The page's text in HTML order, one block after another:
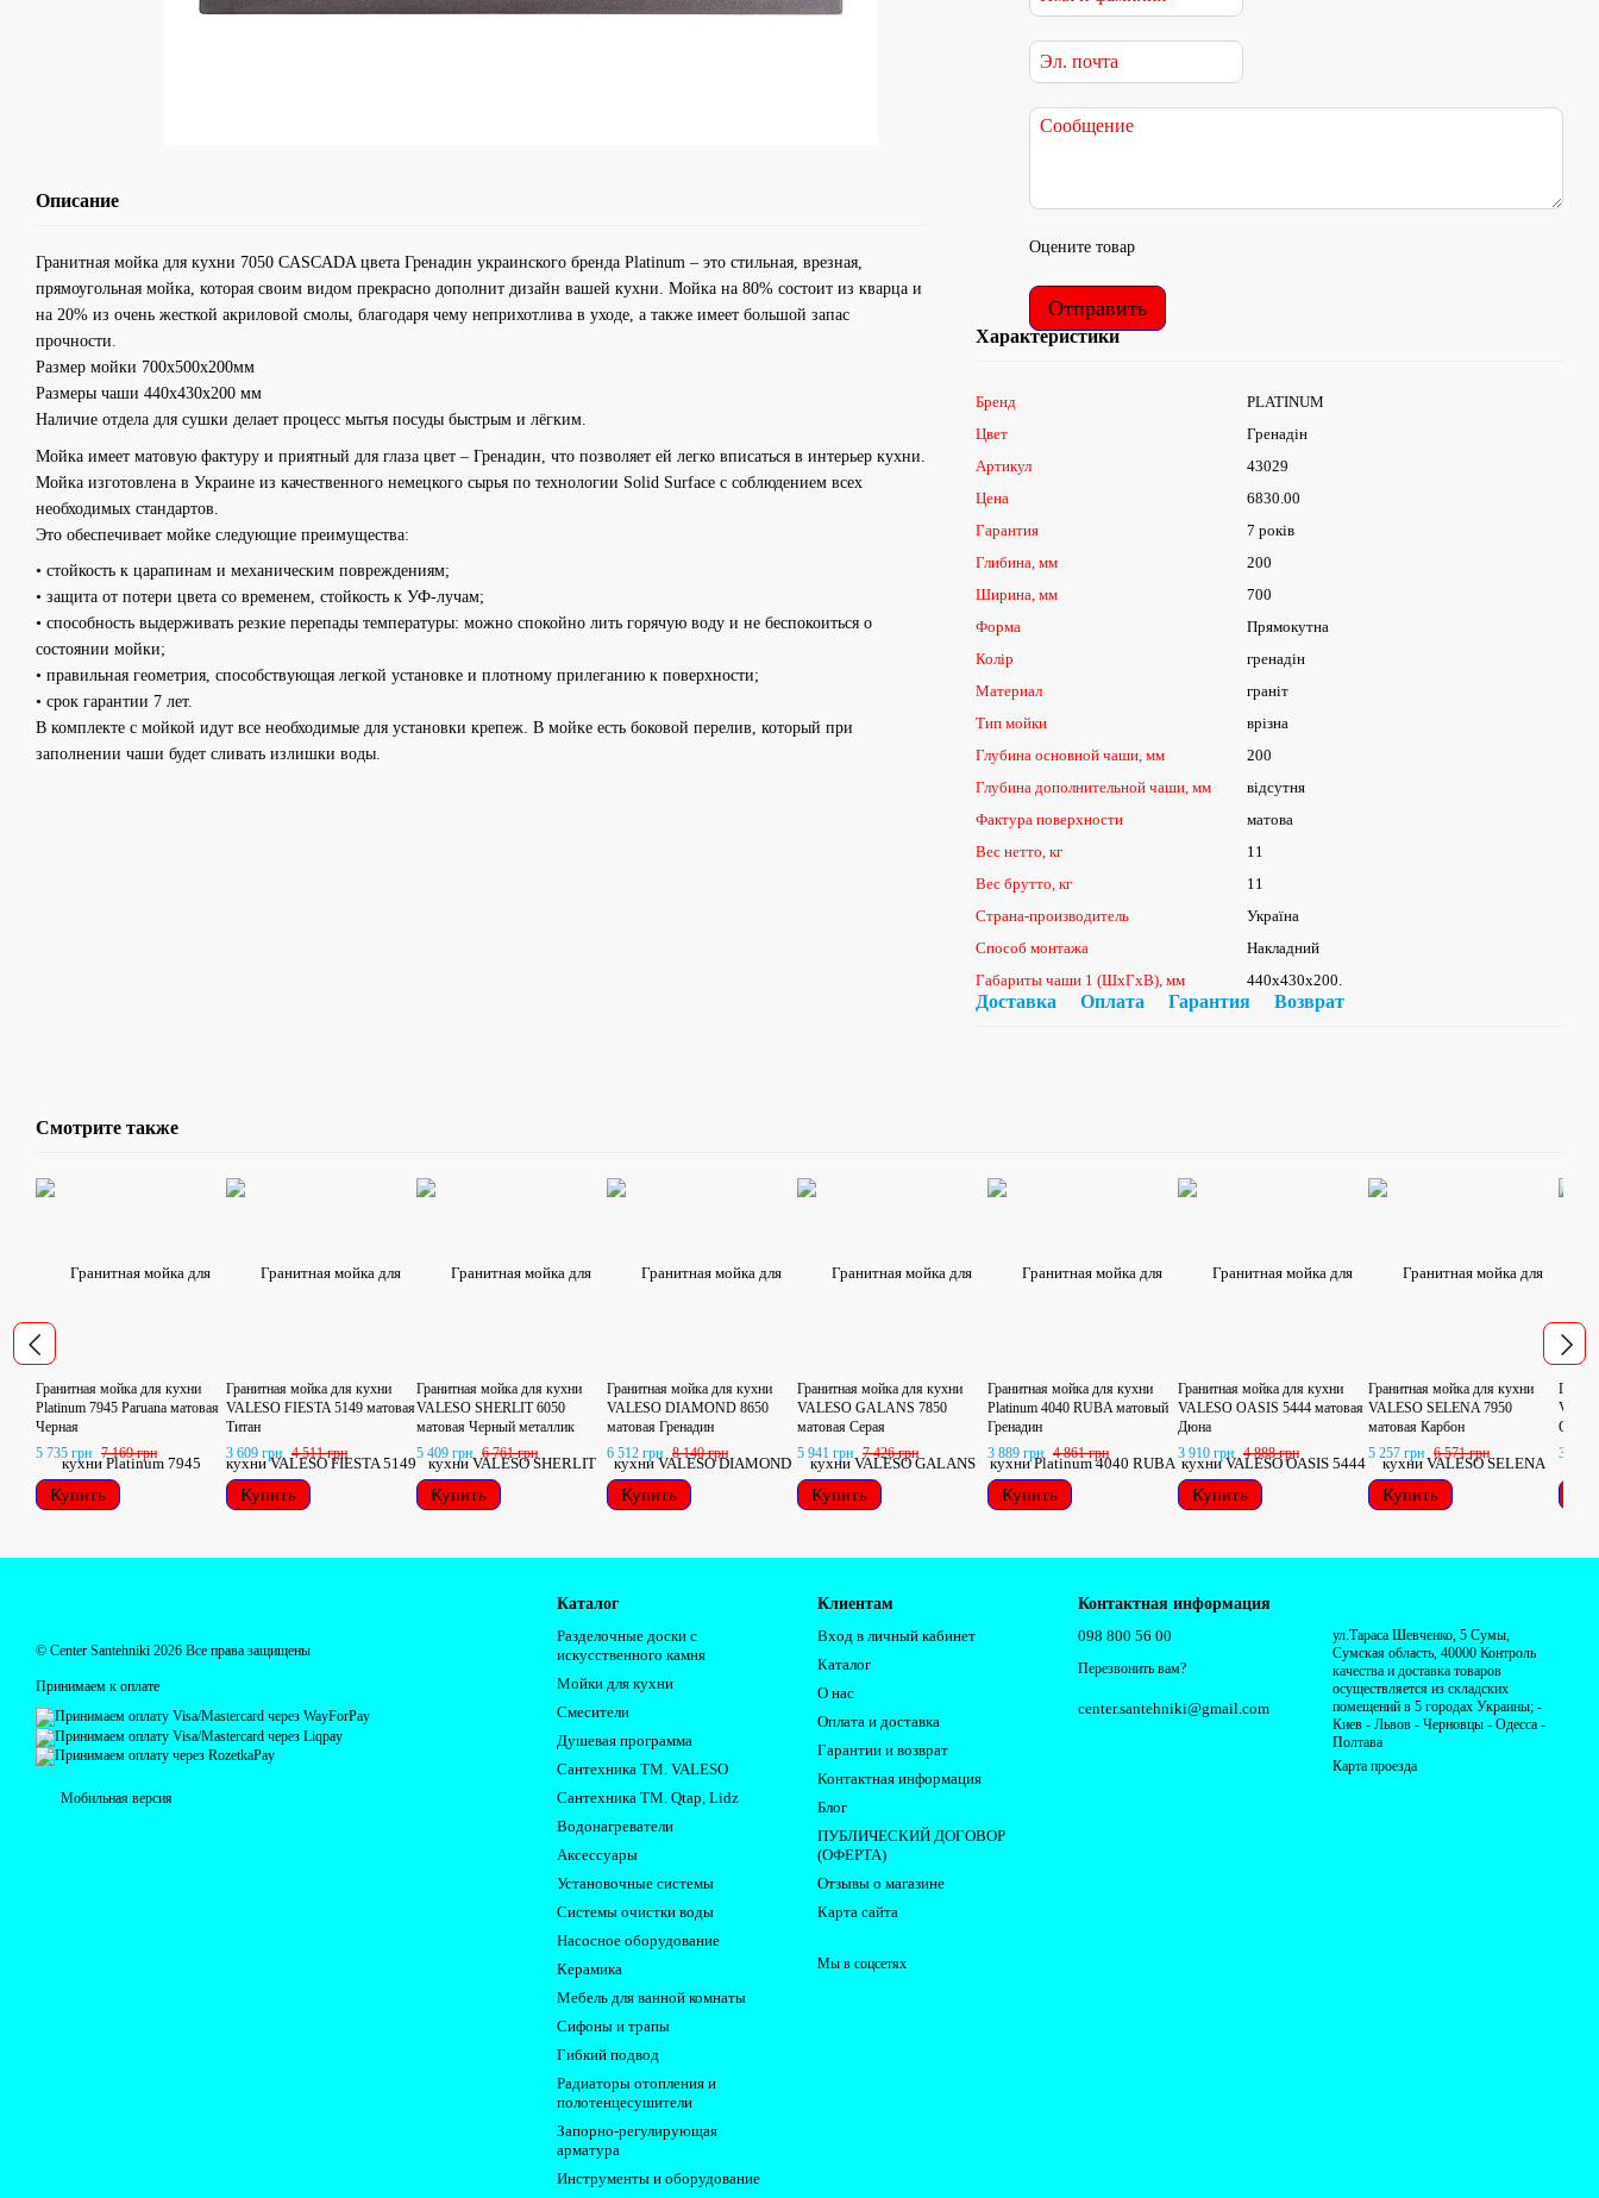
Описание
Гранитная мойка для кухни 7050 CASCADA цвета Гренадин украинского бренда Platinum – это стильная, врезная,
прямоугольная мойка, которая своим видом прекрасно дополнит дизайн вашей кухни. Мойка на 80% состоит из кварца и
на 20% из очень жесткой акриловой смолы, благодаря чему неприхотлива в уходе, а также имеет большой запас
прочности.
Размер мойки 700х500х200мм
Размеры чаши 440х430х200 мм
Наличие отдела для сушки делает процесс мытья посуды быстрым и лёгким.
Мойка имеет матовую фактуру и приятный для глаза цвет – Гренадин, что позволяет ей легко вписаться в интерьер кухни.
Мойка изготовлена в Украине из качественного немецкого сырья по технологии Solid Surface с соблюдением всех
необходимых стандартов.
Это обеспечивает мойке следующие преимущества:
• стойкость к царапинам и механическим повреждениям;
• защита от потери цвета со временем, стойкость к УФ-лучам;
• способность выдерживать резкие перепады температуры: можно спокойно лить горячую воду и не беспокоиться о
состоянии мойки;
• правильная геометрия, способствующая легкой установке и плотному прилеганию к поверхности;
• срок гарантии 7 лет.
В комплекте с мойкой идут все необходимые для установки крепеж. В мойке есть боковой перелив, который при
заполнении чаши будет сливать излишки воды.
Оцените товар
Отправить
Характеристики
Бренд
PLATINUM
Цвет
Гренадін
Артикул
43029
Цена
6830.00
Гарантия
7 років
Глибина, мм
200
Ширина, мм
700
Форма
Прямокутна
Колір
гренадін
Материал
граніт
Тип мойки
врізна
Глубина основной чаши, мм
200
Глубина дополнительной чаши, мм
відсутня
Фактура поверхности
матова
Вес нетто, кг
11
Вес брутто, кг
11
Страна-производитель
Україна
Способ монтажа
Накладний
Габариты чаши 1 (ШхГхВ), мм
440х430х200.
Доставка Оплата Гарантия Возврат
Смотрите также
Гранитная мойка для кухни
Platinum 7945 Paruana матовая
Черная
5 735 грн 7 169 грн
Купить
Гранитная мойка для кухни
VALESO FIESTA 5149 матовая
Титан
3 609 грн 4 511 грн
Купить
Гранитная мойка для кухни
VALESO SHERLIT 6050
матовая Черный металлик
5 409 грн 6 761 грн
Купить
Гранитная мойка для кухни
VALESO DIAMOND 8650
матовая Гренадин
6 512 грн 8 140 грн
Купить
Гранитная мойка для кухни
VALESO GALANS 7850
матовая Серая
5 941 грн 7 426 грн
Купить
Гранитная мойка для кухни
Platinum 4040 RUBA матовый
Гренадин
3 889 грн 4 861 грн
Купить
Гранитная мойка для кухни
VALESO OASIS 5444 матовая
Дюна
3 910 грн 4 888 грн
Купить
Гранитная мойка для кухни
VALESO SELENA 7950
матовая Карбон
5 257 грн 6 571 грн
Купить
Серая
3 950
© Centеr Santehniki 2026 Все права защищены
Принимаем к оплате
Мобильная версия
Каталог
Разделочные доски с
искусственного камня
Мойки для кухни
Смесители
Душевая программа
Сантехника ТМ. VALESO
Сантехника ТМ. Qtap, Lidz
Водонагреватели
Аксессуары
Установочные системы
Системы очистки воды
Насосное оборудование
Керамика
Мебель для ванной комнаты
Сифоны и трапы
Гибкий подвод
Радиаторы отопления и
полотенцесушители
Запорно-регулирующая
арматура
Инструменты и оборудование
Клиентам
Вход в личный кабинет
Каталог
О нас
Оплата и доставка
Гарантии и возврат
Контактная информация
Блог
ПУБЛИЧЕСКИЙ ДОГОВОР
(ОФЕРТА)
Отзывы о магазине
Карта сайта
Мы в соцсетях
Контактная информация
098 800 56 00
Перезвонить вам?
center.santehniki@gmail.com
ул.Тараса Шевченко, 5 Сумы,
Сумская область, 40000 Контроль
качества и доставка товаров
осуществляется из складских
помещений в 5 городах Украины; -
Киев - Львов - Черновцы - Одесса -
Полтава
Карта проезда